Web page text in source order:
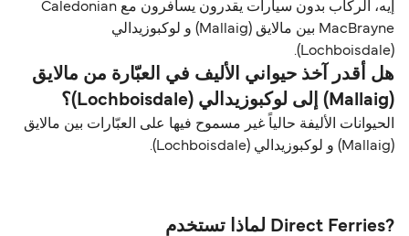
إيه، الركاب بدون سيارات يقدرون يسافرون مع Caledonian
MacBrayne بين مالايق (Mallaig) و لوكبوزيدالي
(Lochboisdale).
هل أقدر آخذ حيواني الأليف في العبّارة من مالايق
(Mallaig) إلى لوكبوزيدالي (Lochboisdale)؟
الحيوانات الأليفة حالياً غير مسموح فيها على العبّارات بين مالايق
(Mallaig) و لوكبوزيدالي (Lochboisdale).
?Direct Ferries لماذا تستخدم